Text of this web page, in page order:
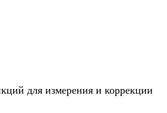
для измерения и коррекции